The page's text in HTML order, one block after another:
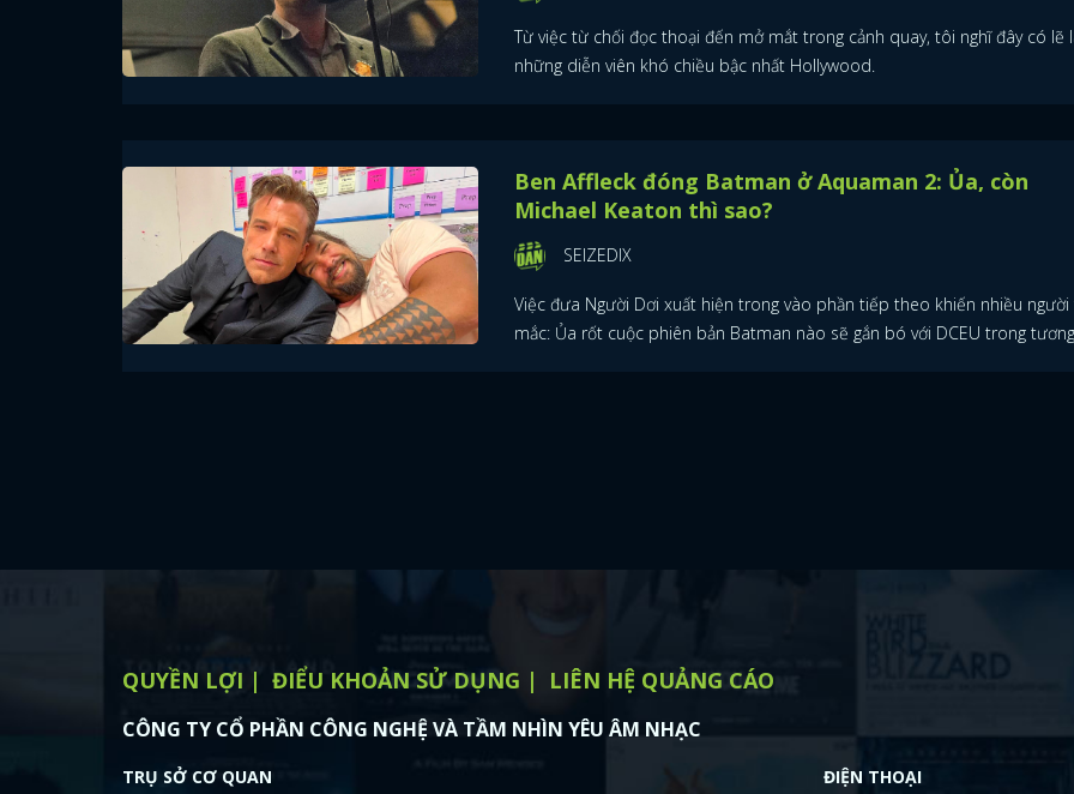
Từ việc từ chối đọc thoại đến mở mắt trong cảnh quay, tôi nghĩ đây có lẽ
những diễn viên khó chiều bậc nhất Hollywood.
Ben Affleck đóng Batman ở Aquaman 2: Ủa, còn
Michael Keaton thì sao?
SEIZEDIX
Việc đưa Người Dơi xuất hiện trong vào phần tiếp theo khiến nhiều người
mắc: Ủa rốt cuộc phiên bản Batman nào sẽ gắn bó với DCEU trong
QUYỀN LỢI ĐIỂU KHOẢN SỬ DỤNG LIÊN HỆ QUẢNG CÁO
CÔNG TY CỔ PHẦN CÔNG NGHỆ VÀ TẦM NHÌN YÊU ÂM NHẠC
TRỤ SỞ CƠ QUAN ĐIỆN THOẠI